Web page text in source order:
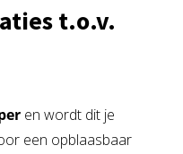
t.o.v.
en wordt dit je
een opblaasbaar